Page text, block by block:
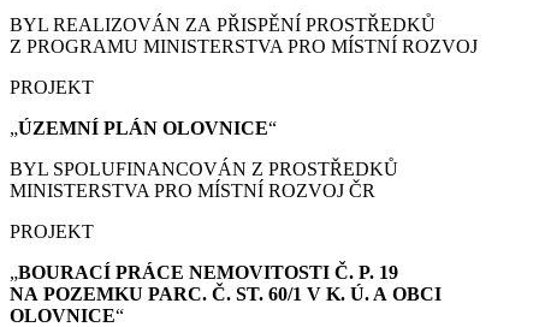
BYL REALIZOVÁN ZA PŘISPĚNÍ PROSTŘEDKŮ
Z PROGRAMU MINISTERSTVA PRO MÍSTNÍ ROZVOJ
PROJEKT
„ÚZEMNÍ PLÁN OLOVNICE“
BYL SPOLUFINANCOVÁN Z PROSTŘEDKŮ
MINISTERSTVA PRO MÍSTNÍ ROZVOJ ČR
PROJEKT
„BOURACÍ PRÁCE NEMOVITOSTI Č. P. 19
NA POZEMKU PARC. Č. ST. 60/1 V K. Ú. A OBCI
OLOVNICE“